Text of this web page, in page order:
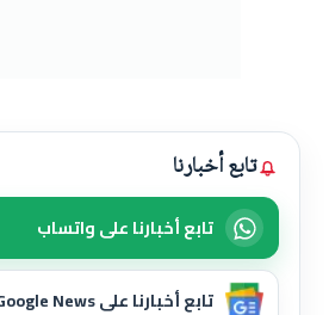
تابع أخبارنا
تابع أخبارنا على واتساب
تابع أخبارنا على Google News